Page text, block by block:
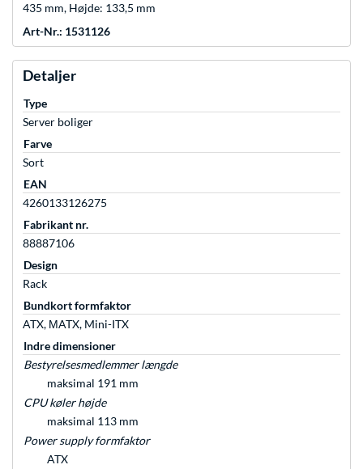
435 mm, Højde: 133,5 mm
Art-Nr.: 1531126
Detaljer
Type
Server boliger
Farve
Sort
EAN
4260133126275
Fabrikant nr.
88887106
Design
Rack
Bundkort formfaktor
ATX, ΜATX, Mini-ITX
Indre dimensioner
Bestyrelsesmedlemmer længde
maksimal 191 mm
CPU køler højde
maksimal 113 mm
Power supply formfaktor
ATX